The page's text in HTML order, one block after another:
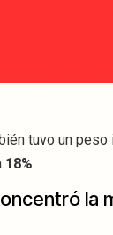
tuvo un peso
18%.
la